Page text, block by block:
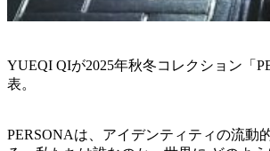
YUEQI QIが2025年秋冬コレクション「
表。
PERSONAは、アイデンティティの流動